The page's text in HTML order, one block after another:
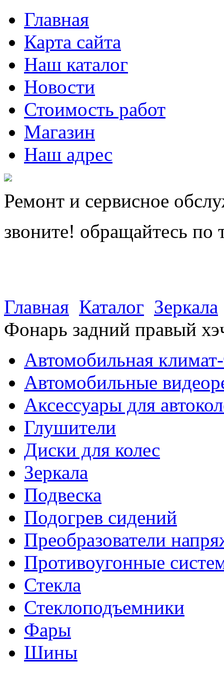
Главная
Карта сайта
Наш каталог
Новости
Стоимость работ
Магазин
Наш адрес
Ремонт и сервисное
звоните! обращайтесь по
Главная Каталог Зеркала
Фонарь задний правый
Автомобильная
Автомобильные
Аксессуары для
Глушители
Диски для колес
Зеркала
Подвеска
Подогрев сидений
Преобразователи
Противоугонные
Стекла
Стеклоподъемники
Фары
Шины